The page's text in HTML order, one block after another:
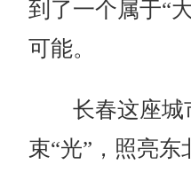
到了一个属于“
可能。
长春这座城
束“光”，照亮